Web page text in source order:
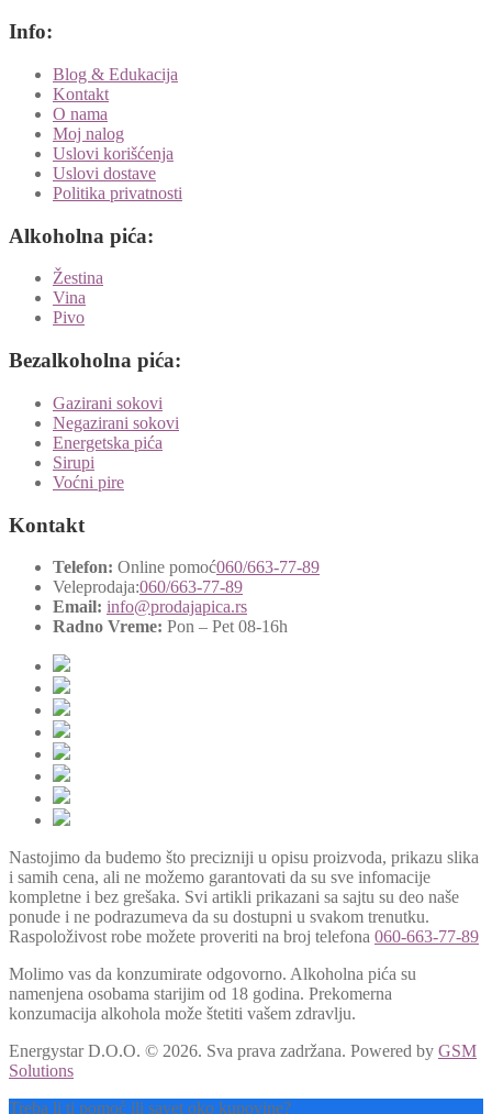
Info:
Blog & Edukacija
Kontakt
O nama
Moj nalog
Uslovi korišćenja
Uslovi dostave
Politika privatnosti
Alkoholna pića:
Žestina
Vina
Pivo
Bezalkoholna pića:
Gazirani sokovi
Negazirani sokovi
Energetska pića
Sirupi
Voćni pire
Kontakt
Telefon: Online pomoć060/663-77-89
Veleprodaja:060/663-77-89
Email: info@prodajapica.rs
Radno Vreme: Pon – Pet 08-16h
Nastojimo da budemo što precizniji u opisu proizvoda, prikazu slika
i samih cena, ali ne možemo garantovati da su sve infomacije
kompletne i bez grešaka. Svi artikli prikazani sa sajtu su deo naše
ponude i ne podrazumeva da su dostupni u svakom trenutku.
Raspoloživost robe možete proveriti na broj telefona 060-663-77-89
Molimo vas da konzumirate odgovorno. Alkoholna pića su
namenjena osobama starijim od 18 godina. Prekomerna
konzumacija alkohola može štetiti vašem zdravlju.
Energystar D.O.O. © 2026. Sva prava zadržana. Powered by GSM
Solutions
Treba li ti pomoć ili savet oko kupovine?